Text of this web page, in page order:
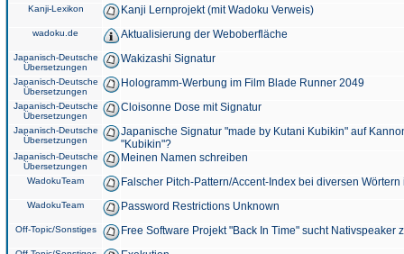
Kanji-Lexikon Kanji Lernprojekt (mit Wadoku Verweis)
wadoku.de Aktualisierung der Weboberfläche
Japanisch-Deutsche
Übersetzungen
Wakizashi Signatur
Japanisch-Deutsche
Übersetzungen
Hologramm-Werbung im Film Blade Runner 2049
Japanisch-Deutsche
Übersetzungen
Cloisonne Dose mit Signatur
Japanisch-Deutsche
Übersetzungen
Japanische Signatur "made by Kutani Kubikin" auf
"Kubikin"?
Japanisch-Deutsche
Übersetzungen
Meinen Namen schreiben
WadokuTeam Falscher Pitch-Pattern/Accent-Index bei diversen
WadokuTeam Password Restrictions Unknown
Off-Topic/Sonstiges Free Software Projekt "Back In Time" sucht Nativspeaker